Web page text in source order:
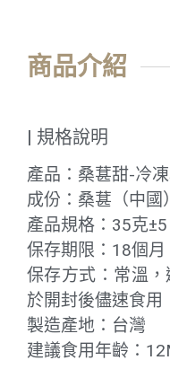
商品介紹
| 規格說明
產品：桑葚甜-冷
成份：桑葚（中國）
產品規格：35克±5
保存期限：18個月
保存方式：常溫
於開封後儘速食用
製造產地：台灣
建議食用年齡：